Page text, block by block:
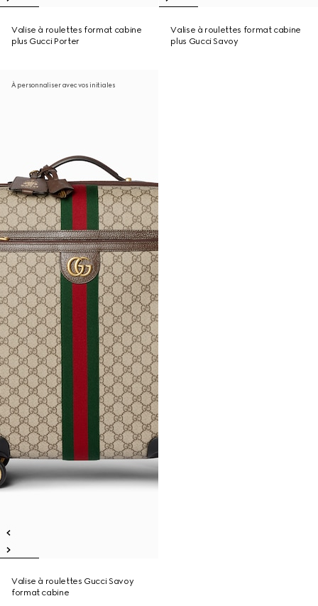
Valise à roulettes format cabine
plus Gucci Porter
Valise à roulettes format cabine
plus Gucci Savoy
À personnaliser avec vos initiales
Valise à roulettes Gucci Savoy
format cabine